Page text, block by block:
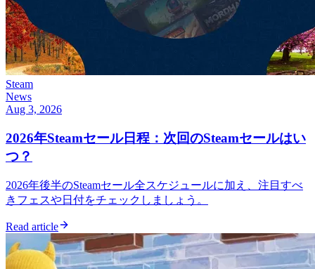
Steam
News
Aug 3, 2026
2026年Steamセール日程：次回のSteamセールはい
つ？
2026年後半のSteamセール全スケジュールに加え、注目すべ
きフェスや日付をチェックしましょう。
Read article